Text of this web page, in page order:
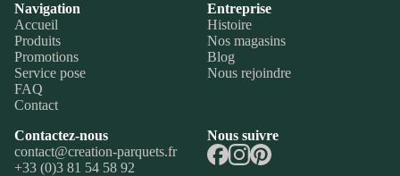
Navigation
Accueil
Produits
Promotions
Service pose
FAQ
Contact
Entreprise
Histoire
Nos magasins
Blog
Nous rejoindre
Contactez-nous
contact@creation-parquets.fr
+33 (0)3 81 54 58 92
Nous suivre